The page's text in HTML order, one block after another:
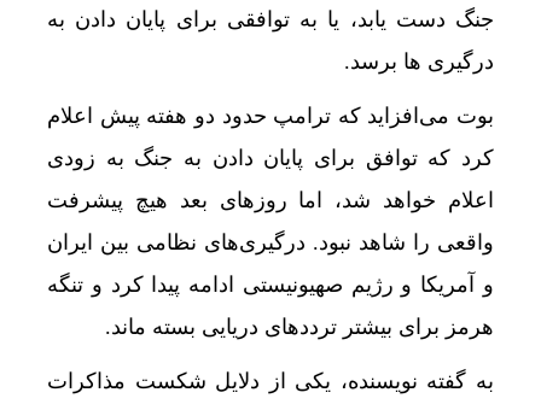
جنگ دست یابد، یا به توافقی برای پایان دادن به
درگیری ها برسد.
بوت می‌افزاید که ترامپ حدود دو هفته پیش اعلام
کرد که توافق برای پایان دادن به جنگ به زودی
اعلام خواهد شد، اما روزهای بعد هیچ پیشرفت
واقعی را شاهد نبود. درگیری‌های نظامی بین ایران
و آمریکا و رژیم صهیونیستی ادامه پیدا کرد و تنگه
هرمز برای بیشتر ترددهای دریایی بسته ماند.
به گفته نویسنده، یکی از دلایل شکست مذاکرات